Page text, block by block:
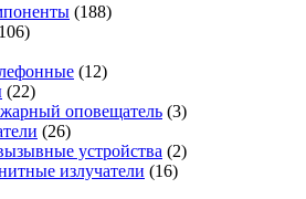
(188)
(12)
(22)
оповещатель (3)
(26)
устройства (2)
излучатели (16)